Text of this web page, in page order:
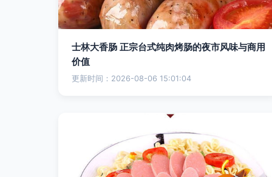
士林大香肠 正宗台式纯肉烤肠的夜市风味与商用
价值
更新时间：2026-08-06 15:01:04